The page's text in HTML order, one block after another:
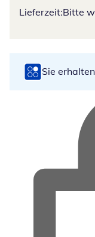
Lieferzeit:Bitte
Sie erhalten